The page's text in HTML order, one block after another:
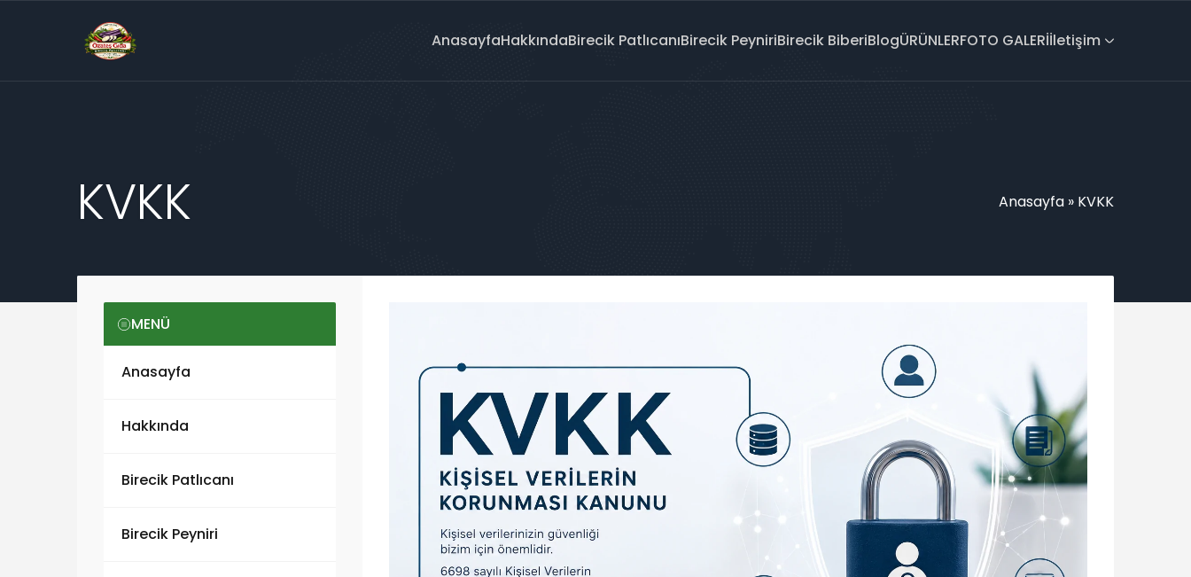
AnasayfaHakkındaBirecik PatlıcanıBirecik PeyniriBirecik BiberiBlogÜRÜNLERFOTO GALERİİletişim
KVKK Anasayfa » KVKK
MENÜ
Anasayfa
Hakkında
Birecik Patlıcanı
Birecik Peyniri